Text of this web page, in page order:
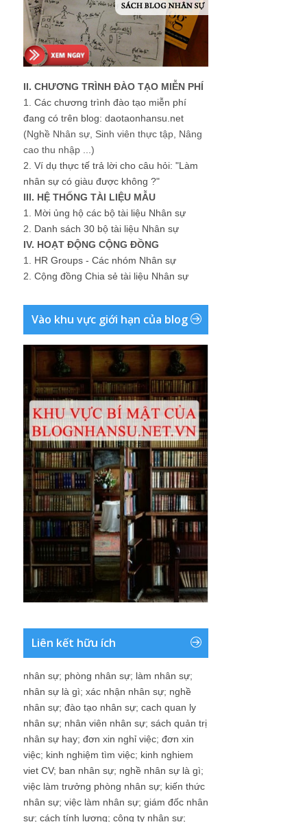
II. CHƯƠNG TRÌNH ĐÀO TẠO MIỄN PHÍ
1. Các chương trình đào tạo miễn phí
đang có trên blog: daotaonhansu.net
(Nghề Nhân sự, Sinh viên thực tập, Nâng
cao thu nhập ...)
2. Ví dụ thực tế trả lời cho câu hỏi: "Làm
nhân sự có giàu được không ?"
III. HỆ THỐNG TÀI LIỆU MẪU
1. Mời ủng hộ các bộ tài liệu Nhân sự
2. Danh sách 30 bộ tài liệu Nhân sự
IV. HOẠT ĐỘNG CỘNG ĐỒNG
1. HR Groups - Các nhóm Nhân sự
2. Cộng đồng Chia sẻ tài liệu Nhân sự
Vào khu vực giới hạn của blog
Liên kết hữu ích
nhân sự; phòng nhân sự; làm nhân sự;
nhân sự là gì; xác nhận nhân sự; nghề
nhân sự; đào tạo nhân sự; cach quan ly
nhân sự; nhân viên nhân sự; sách quản trị
nhân sự hay; đơn xin nghỉ việc; đơn xin
việc; kinh nghiệm tìm việc; kinh nghiem
viet CV; ban nhân sự; nghề nhân sự là gì;
việc làm trưởng phòng nhân sự; kiến thức
nhân sự; việc làm nhân sự; giám đốc nhân
sự; cách tính lương; công ty nhân sự;